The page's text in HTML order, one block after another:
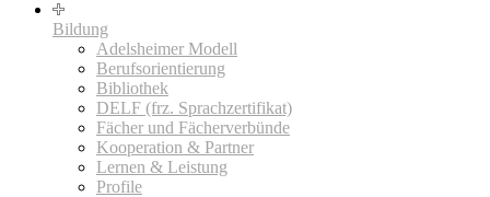
Bildung
Adelsheimer Modell
Berufsorientierung
Bibliothek
DELF (frz. Sprachzertifikat)
Fächer und Fächerverbünde
Kooperation & Partner
Lernen & Leistung
Profile